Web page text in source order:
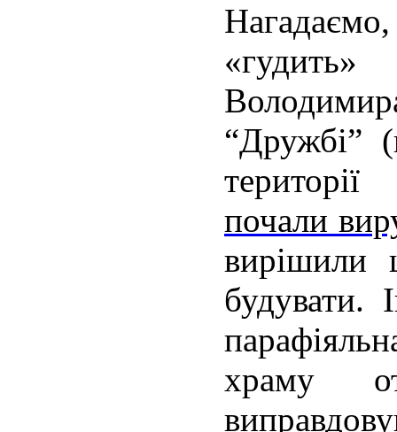
“Дружбі”
території
почали
вирішили
будувати.
храму